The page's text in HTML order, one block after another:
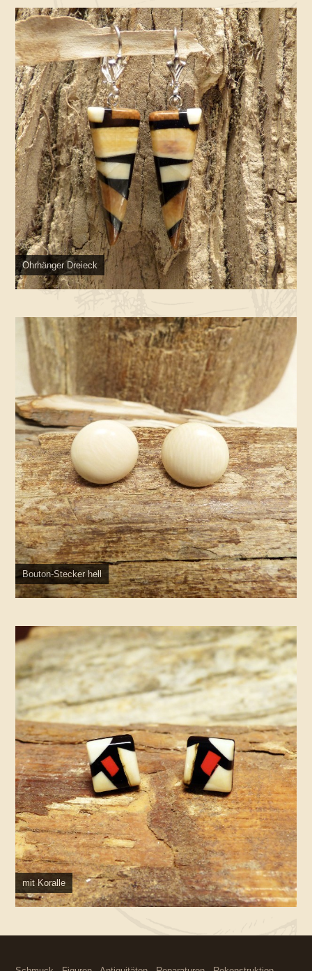
Ohrhänger Dreieck
Bouton-Stecker hell
mit Koralle